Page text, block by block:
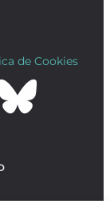
de Cookies